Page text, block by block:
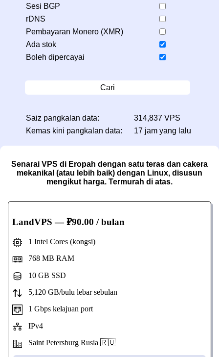
Sesi BGP
rDNS
Pembayaran Monero (XMR)
Ada stok
Boleh dipercayai
Cari
Saiz pangkalan data:
314,837 VPS
Kemas kini pangkalan data:
17 jam yang lalu
Senarai VPS di Eropah dengan satu teras dan cakera
mekanikal (atau lebih baik) dengan Linux, disusun
mengikut harga. Termurah di atas.
LandVPS — ₽90.00 / bulan
1 Intel Cores (kongsi)
768 MB RAM
10 GB SSD
5,120 GB/bulu lebar sebulan
1 Gbps kelajuan port
IPv4
Saint Petersburg Rusia 🇷🇺